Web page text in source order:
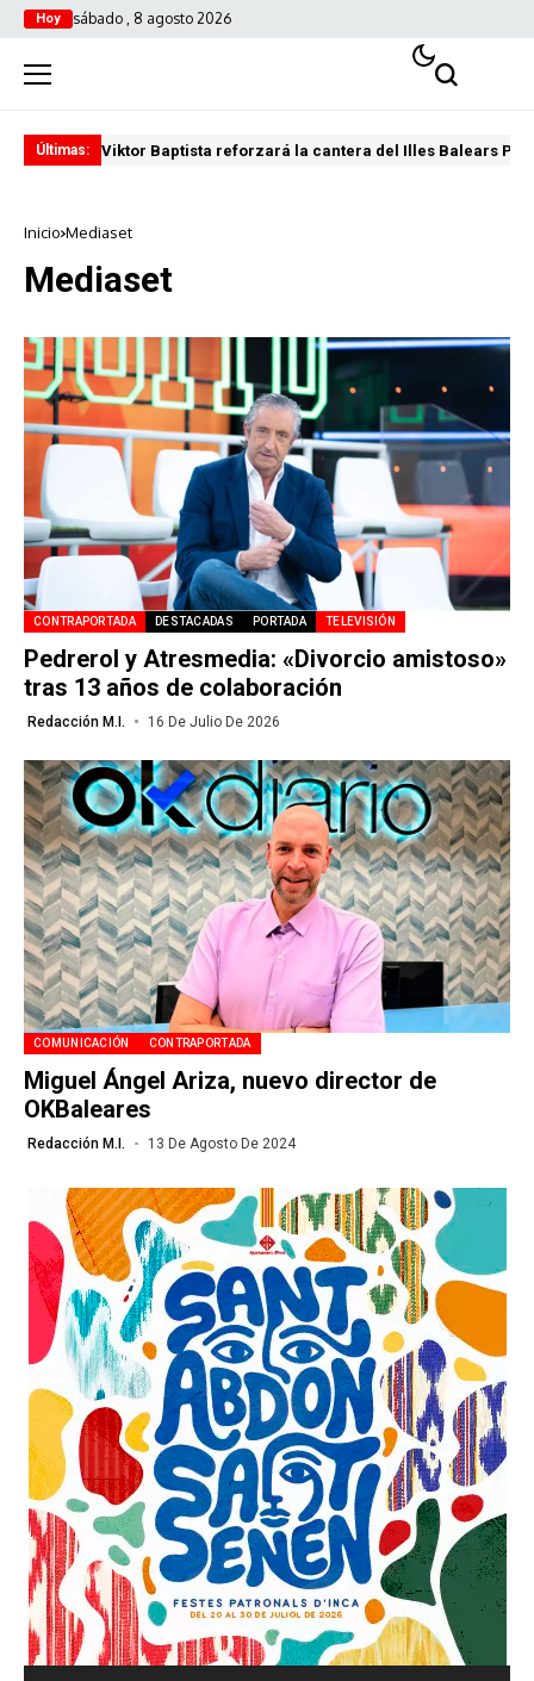
Hoy sábado , 8 agosto 2026
Últimas: Viktor Baptista reforzará la cantera del Illes Balears
Inicio Mediaset
Mediaset
CONTRAPORTADA DESTACADAS PORTADA TELEVISIÓN
Pedrerol y Atresmedia: «Divorcio amistoso»
tras 13 años de colaboración
Redacción M.I. 16 De Julio De 2026
COMUNICACIÓN CONTRAPORTADA
Miguel Ángel Ariza, nuevo director de
OKBaleares
Redacción M.I. 13 De Agosto De 2024